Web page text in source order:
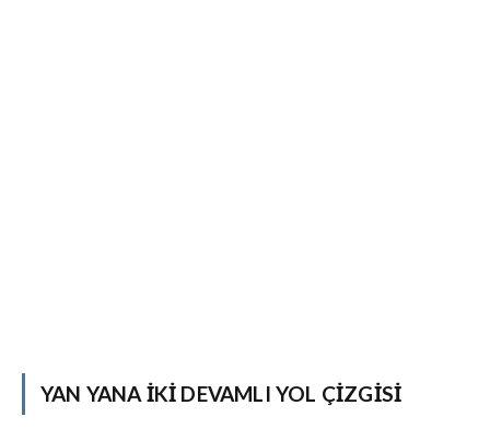
YAN YANA İKI DEVAMLI YOL ÇIZGISI